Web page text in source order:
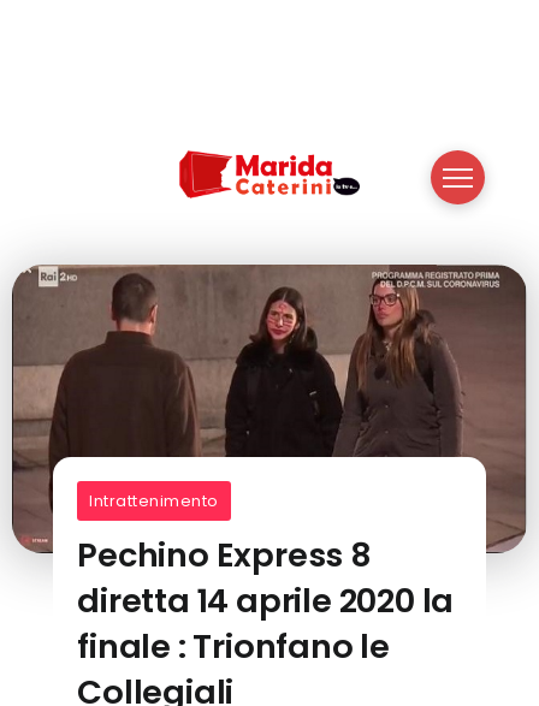
Intrattenimento
Pechino Express 8
diretta 14 aprile 2020 la
finale : Trionfano le
Collegiali